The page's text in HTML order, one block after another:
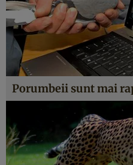
Porumbeii sunt mai